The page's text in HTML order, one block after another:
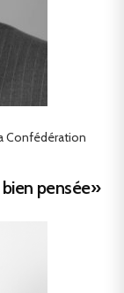
Confédération
pensée»